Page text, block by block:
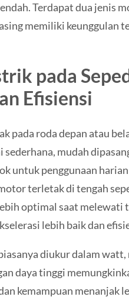
Terdapat dua jenis
memiliki keunggulan
pada
Efisiensi
pada roda depan atau
sederhana, mudah
untuk penggunaan
terletak di tengah
optimal saat melewati
lebih baik dan
diukur dalam
daya tinggi
kemampuan menanjak